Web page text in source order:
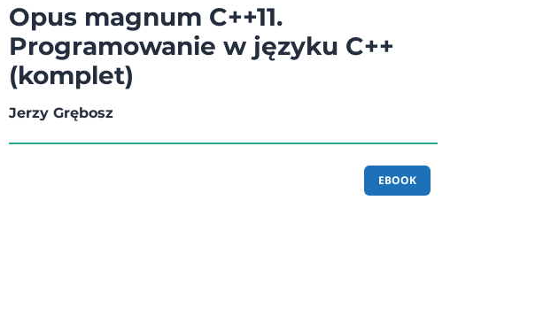
Opus magnum C++11.
Programowanie w języku C++
(komplet)
Jerzy Grębosz
EBOOK